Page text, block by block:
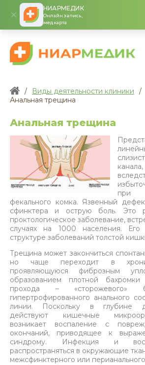
НИАРМЕДИК
Онлайн запись,
медкарта
/ Виды деятельности клиники /
Анальная трещина
Анальная трещина
при
фекального комка. Язвенный
сфинктера и острую боль. Это
проктологическое заболевание,
случаях на 1000 населения.
структуре заболеваний толстой
Трещина может закончиться
но чаще переходит в
проявляющуюся фиброзным
образованием плотной
прохода –
гипертрофированного анального
линии. Поскольку в глубине
действуют кишечные
возникает воспаление с
окончаний, приводящее к
синдрому. Инфекция и
распространяться в окружающие
межсфинктерного или